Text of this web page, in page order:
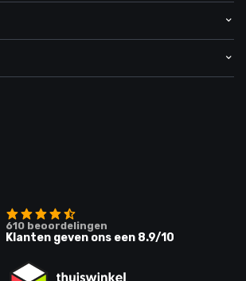
610 beoordelingen
Klanten geven ons een 8.9/10